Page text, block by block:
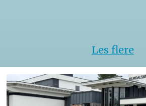
Les flere